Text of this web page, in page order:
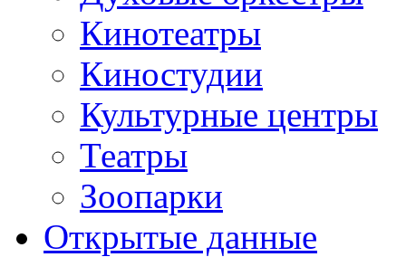
Кинотеатры
Киностудии
Культурные центры
Театры
Зоопарки
Открытые данные